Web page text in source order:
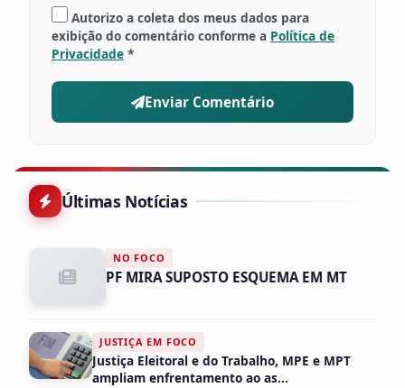
Autorizo a coleta dos meus dados para
exibição do comentário conforme a Política de
Privacidade *
Enviar Comentário
Últimas Notícias
NO FOCO
PF MIRA SUPOSTO ESQUEMA EM MT
JUSTIÇA EM FOCO
Justiça Eleitoral e do Trabalho, MPE e MPT
ampliam enfrentamento ao as...